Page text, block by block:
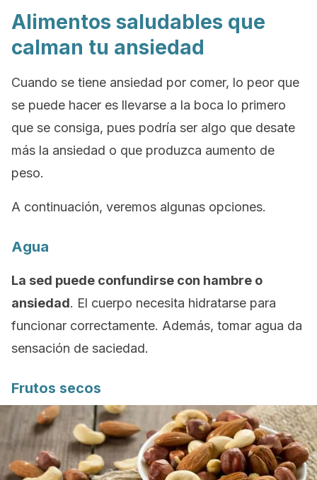
Alimentos saludables que
calman tu ansiedad
Cuando se tiene ansiedad por comer, lo peor que
se puede hacer es llevarse a la boca lo primero
que se consiga, pues podría ser algo que desate
más la ansiedad o que produzca aumento de
peso.
A continuación, veremos algunas opciones.
Agua
La sed puede confundirse con hambre o
ansiedad. El cuerpo necesita hidratarse para
funcionar correctamente. Además, tomar agua da
sensación de saciedad.
Frutos secos